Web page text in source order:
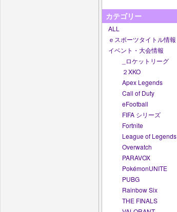
カテゴリー
ALL
ｅスポーツタイトル情報
イベント・大会情報
_ロケットリーグ
２XKO
Apex Legends
Call of Duty
eFootball
FIFA シリーズ
Fortnite
League of Legends
Overwatch
PARAVOX
PokémonUNITE
PUBG
Rainbow Six
THE FINALS